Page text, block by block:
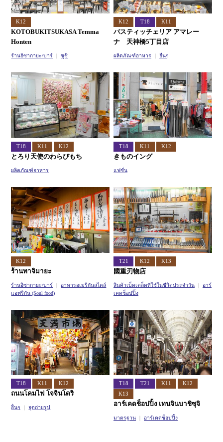
K12
KOTOBUKITSUKASA Temma
Honten
ร้านอิซากายะ/บาร์ ซูชิ
K12 T18 K11
パスティッチェリア アマレー
ナ 天神橋5丁目店
ผลิตภัณฑ์อาหาร อื่นๆ
T18 K11 K12
とろり天使のわらびもち
ผลิตภัณฑ์อาหาร
T18 K11 K12
きものイング
แฟชั่น
K12
ร้านทาจิมายะ
ร้านอิซากายะ/บาร์
อาหารอเมริกันสไตล์
แอฟริกัน (Soul food)
T21 K12 K13
國重刃物店
สินค้าเบ็ดเตล็ดที่ใช้ในชีวิตประจำวัน
อาร์
เคดช็อปปิ้ง
T18 K11 K12
ถนนโคมไฟ โจจินโดริ
อื่นๆ จุดถ่ายรูป
T18 T21 K11
K12
K13
อาร์เคดช็อปปิ้ง เทนจินบาชิซุจิ
มาตรฐาน อาร์เคดช็อปปิ้ง